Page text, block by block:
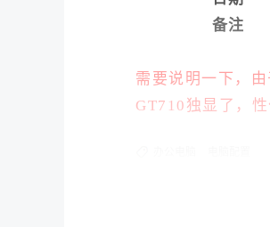
备注
需要说明一下，
GT710独显了，性